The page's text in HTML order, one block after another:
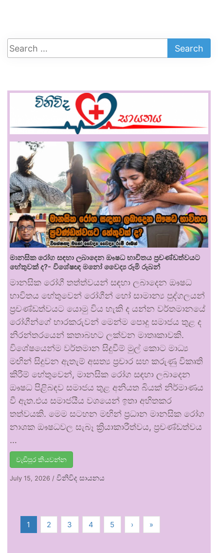
මානසික රෝග සඳහා ලබාදෙන ඖෂධ භාවිතය ප්‍රචණ්ඩත්වයට
හේතුවක් ද?- විශේෂඥ මනෝ වෛද්‍ය රූමි රූබන්
මානසික රෝගී තත්ත්වයන් සඳහා ලබාදෙන ඖෂධ
භාවිතය හේතුවෙන් රෝගීන් හෝ සාමාන්‍ය පුද්ගලයන්
ප්‍රචණ්ඩත්වයට යොමු විය හැකි ද යන්න වර්තමානයේ
රෝගීන්ගේ භාරකරුවන් මෙන්ම පොදු සමාජය තුළ ද
නිරන්තරයෙන් කතාබහට ලක්වන මාතෘකාවකි.
විශේෂයෙන්ම වර්තමාන සිදුවීම් මුල් කොට මාධ්‍ය
මඟින් සිදුවන ඇතැම් අසත්‍ය ප්‍රචාර සහ කරුණු විකෘති
කිරීම් හේතුවෙන්, මානසික රෝග සඳහා ලබාදෙන
ඖෂධ පිළිබඳව සමාජය තුළ අනියත බියක් නිර්මාණය
වී ඇත.එය සමාජයීය වශයෙන් ඉතා අහිතකර
තත්වයකි. මෙම සටහන මඟින් ප්‍රධාන මානසික රෝග
නාශක ඖෂධවල සැබෑ ක්‍රියාකාරීත්වය, ප්‍රචණ්ඩත්වය
…
වැඩිපුර කියවන්න
July 15, 2026 / විනිවිද සායනය
1 2 3 4 5 › »